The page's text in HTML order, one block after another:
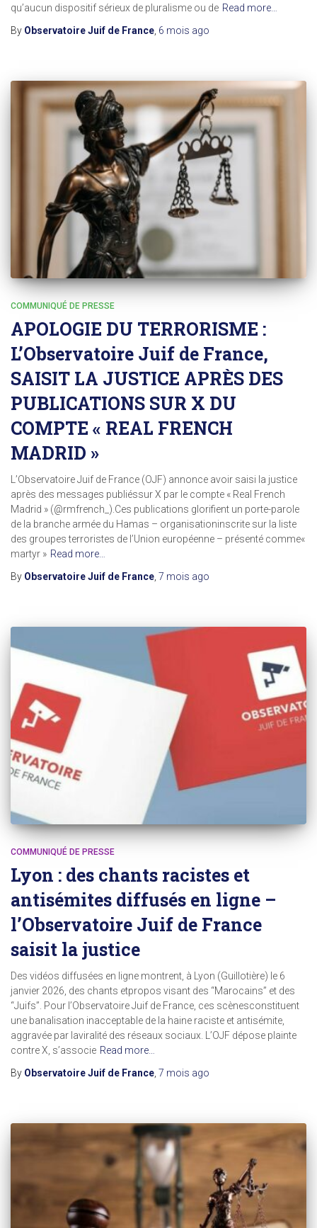
qu’aucun dispositif sérieux de pluralisme ou de Read more…
By Observatoire Juif de France, 6 mois ago
COMMUNIQUÉ DE PRESSE
APOLOGIE DU TERRORISME :
L’Observatoire Juif de France,
SAISIT LA JUSTICE APRÈS DES
PUBLICATIONS SUR X DU
COMPTE « REAL FRENCH
MADRID »
L’Observatoire Juif de France (OJF) annonce avoir saisi la justice
après des messages publiéssur X par le compte « Real French
Madrid » (@rmfrench_).Ces publications glorifient un porte-parole
de la branche armée du Hamas – organisationinscrite sur la liste
des groupes terroristes de l’Union européenne – présenté comme«
martyr » Read more…
By Observatoire Juif de France 7 mois ago
COMMUNIQUÉ DE PRESSE
Lyon : des chants racistes et
antisémites diffusés en ligne –
l’Observatoire Juif de France
saisit la justice
Des vidéos diffusées en ligne montrent, à Lyon (Guillotière) le 6
janvier 2026, des chants etpropos visant des “Marocains” et des
“Juifs”. Pour l’Observatoire Juif de France, ces scènesconstituent
une banalisation inacceptable de la haine raciste et antisémite,
aggravée par laviralité des réseaux sociaux. L’OJF dépose plainte
contre X, s’associe Read more…
By Observatoire Juif de France 7 mois ago